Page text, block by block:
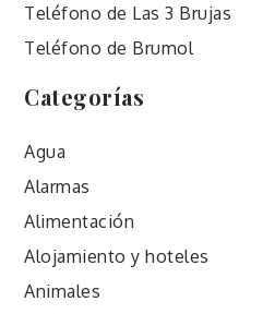
Teléfono de Las 3 Brujas
Teléfono de Brumol
Categorías
Agua
Alarmas
Alimentación
Alojamiento y hoteles
Animales